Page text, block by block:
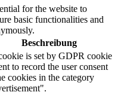
for the website to
basic functionalities and
Beschreibung
is set by GDPR cookie
to record the user consent
cookies in the category